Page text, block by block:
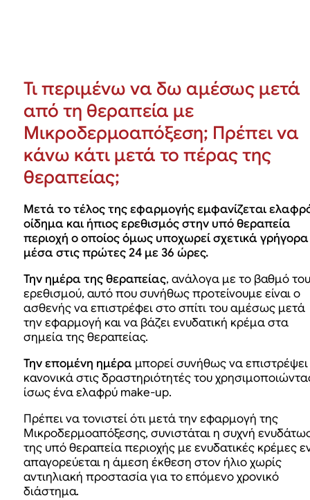
Τι περιμένω να δω αμέσως μετά
από τη θεραπεία με
Μικροδερμοαπόξεση; Πρέπει να
κάνω κάτι μετά το πέρας της
θεραπείας;
Μετά το τέλος της εφαρμογής εμφανίζεται
οίδημα και ήπιος ερεθισμός στην υπό θεραπεία
περιοχή ο οποίος όμως υποχωρεί σχετικά γρήγορα
μέσα στις πρώτες 24 με 36 ώρες.
Την ημέρα της θεραπείας, ανάλογα με το βαθμό του
ερεθισμού, αυτό που συνήθως προτείνουμε είναι ο
ασθενής να επιστρέφει στο σπίτι του αμέσως μετά
την εφαρμογή και να βάζει ενυδατική κρέμα στα
σημεία της θεραπείας.
Την επομένη ημέραμπορεί συνήθως να επιστρέψει
κανονικά στις δραστηριότητές του
ίσως ένα ελαφρύ make-up.
Πρέπει να τονιστεί ότι μετά την εφαρμογή της
Μικροδερμοαπόξεσης, συνιστάται η συχνή
της υπό θεραπεία περιοχής με ενυδατικές κρέμες
απαγορεύεται η άμεση έκθεση στον ήλιο χωρίς
αντιηλιακή προστασία για το επόμενο χρονικό
διάστημα.